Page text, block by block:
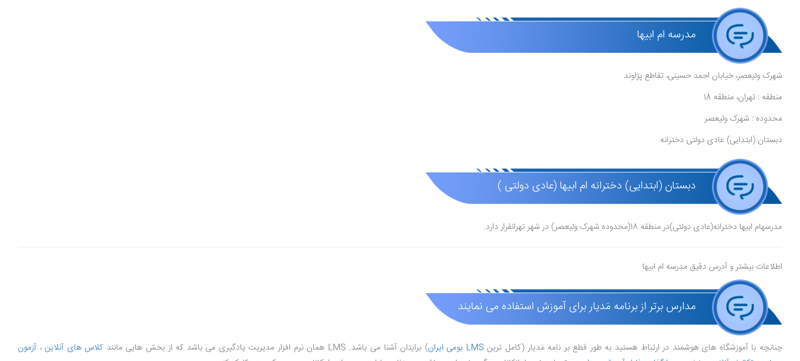
مدرسه ام ابیها
شهرک ولیعصر، خیابان احمد حسینی، تقاطع پژاوند
منطقه : تهران، منطقه 18
محدوده : شهرک ولیعصر
دبستان (ابتدایی) عادی دولتی دخترانه
دبستان (ابتدایی) دخترانه ام ابیها (عادی دولتی )
مدرسهام ابیها دخترانه(عادی دولتی)در منطقه 18(محدوده شهرک ولیعصر) در شهر تهرانقرار دارد.
اطلاعات بیشتر و آدرس دقیق مدرسه ام ابیها
مدارس برتر از برنامه مَدیار برای آموزش استفاده می نمایند
چنانچه با آموزشگاه های هوشمند در ارتباط هستید به طور قطع بر نامه مَدیار (کامل ترینLMS بومی ایران ) برایتان آشنا می باشد. LMS همان نرم افزار مدیریت یادگیری می باشد که از بخش هایی مانند کلاس های آنلاین، آزمون